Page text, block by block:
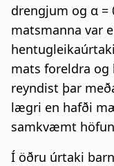
drengjum og α =
matsmanna var
mats foreldra og
reyndist þar
lægri en hafði
samkvæmt
Í öðru úrtaki